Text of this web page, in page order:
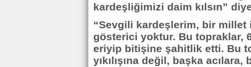
kardeşliğimizi daim kılsın”
“Sevgili kardeşlerim, bir
gösterici yoktur. Bu topraklar,
eriyip bitişine şahitlik etti. Bu
yıkılışına değil, başka